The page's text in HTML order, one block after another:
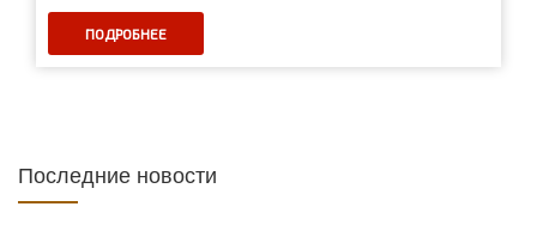
ПОДРОБНЕЕ
Последние новости